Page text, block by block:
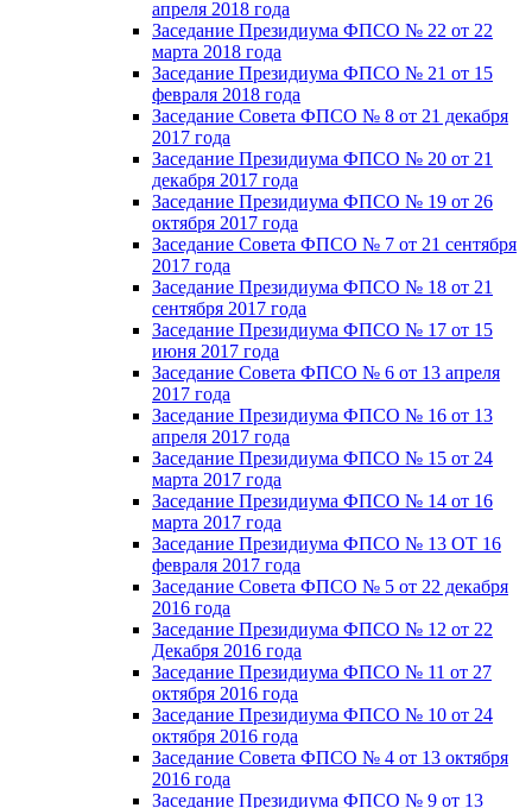
апреля 2018 года
Заседание Президиума ФПСО № 22 от 22
марта 2018 года
Заседание Президиума ФПСО № 21 от 15
февраля 2018 года
Заседание Совета ФПСО № 8 от 21 декабря
2017 года
Заседание Президиума ФПСО № 20 от 21
декабря 2017 года
Заседание Президиума ФПСО № 19 от 26
октября 2017 года
Заседание Совета ФПСО № 7 от 21 сентября
2017 года
Заседание Президиума ФПСО № 18 от 21
сентября 2017 года
Заседание Президиума ФПСО № 17 от 15
июня 2017 года
Заседание Совета ФПСО № 6 от 13 апреля
2017 года
Заседание Президиума ФПСО № 16 от 13
апреля 2017 года
Заседание Президиума ФПСО № 15 от 24
марта 2017 года
Заседание Президиума ФПСО № 14 от 16
марта 2017 года
Заседание Президиума ФПСО № 13 ОТ 16
февраля 2017 года
Заседание Совета ФПСО № 5 от 22 декабря
2016 года
Заседание Президиума ФПСО № 12 от 22
Декабря 2016 года
Заседание Президиума ФПСО № 11 от 27
октября 2016 года
Заседание Президиума ФПСО № 10 от 24
октября 2016 года
Заседание Совета ФПСО № 4 от 13 октября
2016 года
Заседание Президиума ФПСО № 9 от 13